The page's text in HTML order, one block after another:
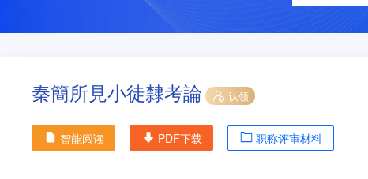
秦簡所見小徒隸考論 认领
智能阅读 PDF下载 职称评审材料